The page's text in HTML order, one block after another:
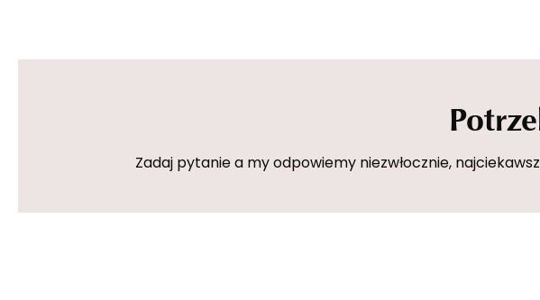
Zadaj pytanie a my odpowiemy niezwłocznie,